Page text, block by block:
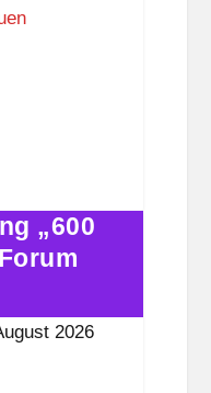
„600
2026